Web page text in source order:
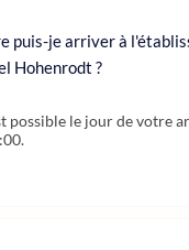
puis-je arriver à
Hohenrodt ?
possible le jour de votre